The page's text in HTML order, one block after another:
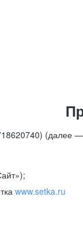
(далее —
www.setka.ru